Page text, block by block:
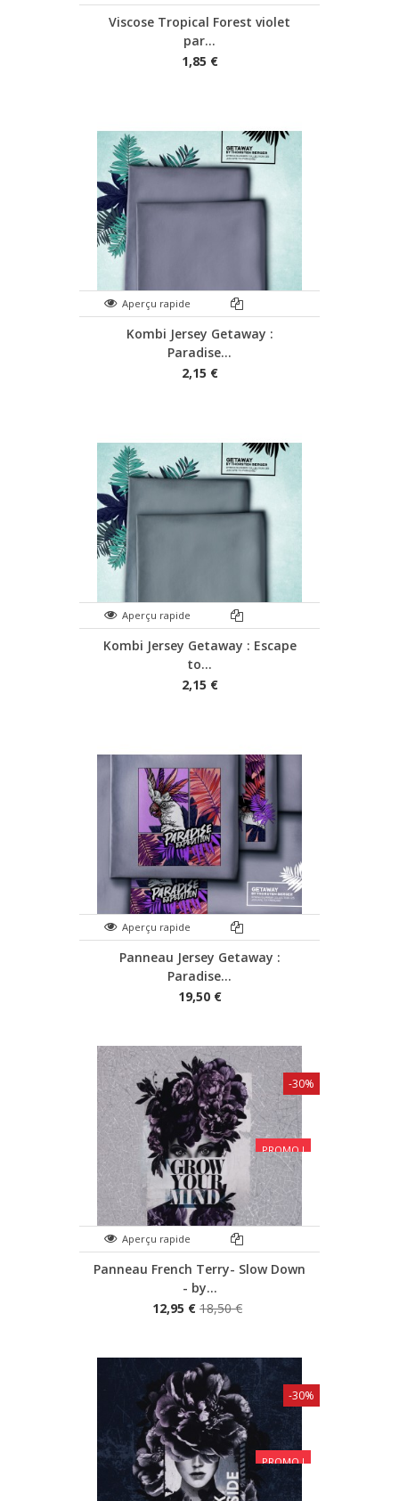
Viscose Tropical Forest violet
par...
1,85 €
Aperçu rapide
Kombi Jersey Getaway :
Paradise...
2,15 €
Aperçu rapide
Kombi Jersey Getaway : Escape
to...
2,15 €
Aperçu rapide
Panneau Jersey Getaway :
Paradise...
19,50 €
PROMO !
Aperçu rapide
Panneau French Terry- Slow Down
- by...
12,95 € 18,50 €
-30%
PROMO !
-30%